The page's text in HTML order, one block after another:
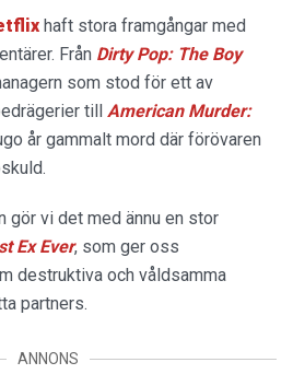
haft stora framgångar med
Från Dirty Pop: The Boy
som stod för ett av
till American Murder:
år gammalt mord där förövaren
gör vi det med ännu en stor
Ex Ever, som ger oss
destruktiva och våldsamma
partners.
ANNONS